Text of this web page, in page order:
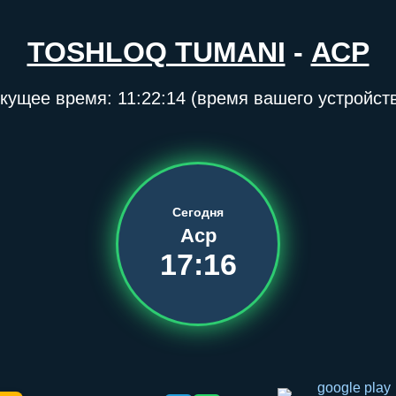
TOSHLOQ TUMANI - АСР
время: 11:22:14 (время вашего
Сегодня
Аср
17:16